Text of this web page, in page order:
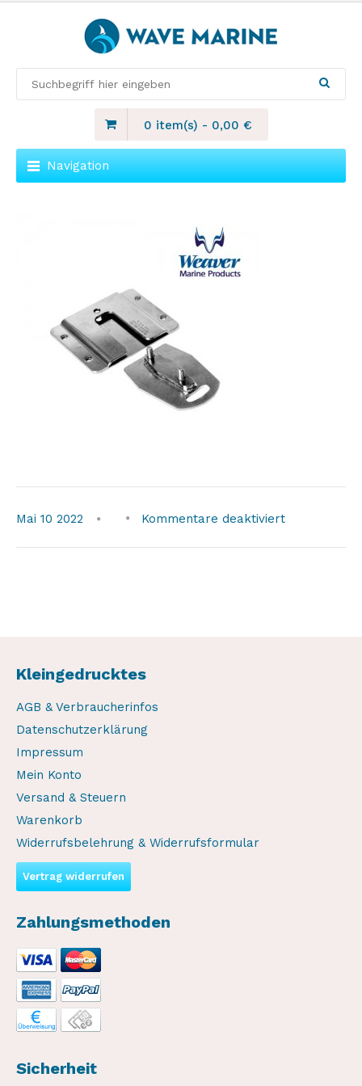
0 item(s) - 0,00 €
Navigation
Mai 10 2022 Kommentare deaktiviertfür
Kleingedrucktes
AGB & Verbraucherinfos
Datenschutzerklärung
Impressum
Mein Konto
Versand & Steuern
Warenkorb
Widerrufsbelehrung & Widerrufsformular
Vertrag widerrufen
Zahlungsmethoden
Sicherheit